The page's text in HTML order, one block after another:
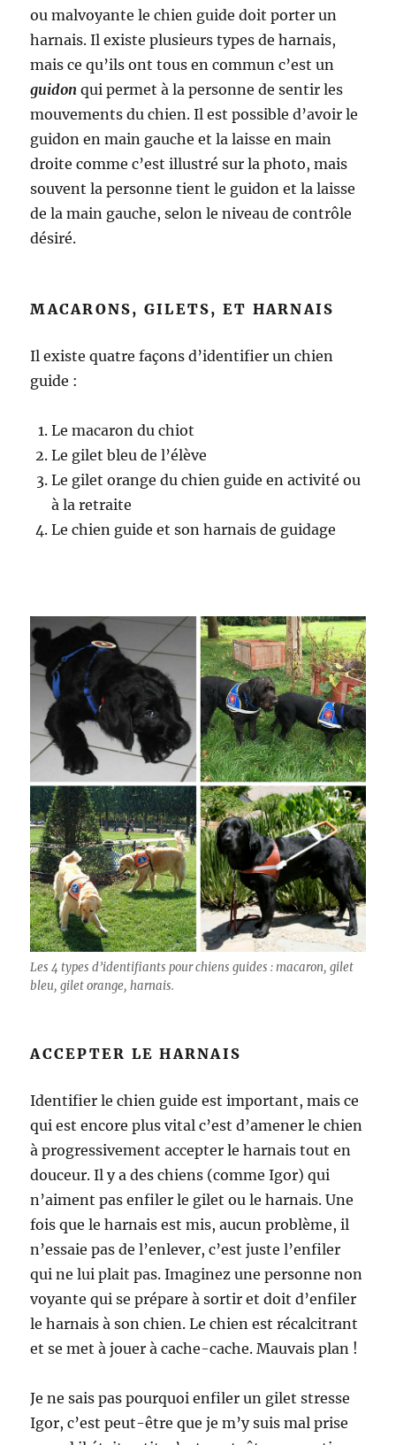
ou malvoyante le chien guide doit porter un
harnais. Il existe plusieurs types de harnais,
mais ce qu’ils ont tous en commun c’est un
guidon qui permet à la personne de sentir les
mouvements du chien. Il est possible d’avoir le
guidon en main gauche et la laisse en main
droite comme c’est illustré sur la photo, mais
souvent la personne tient le guidon et la laisse
de la main gauche, selon le niveau de contrôle
désiré.
MACARONS, GILETS, ET HARNAIS
Il existe quatre façons d’identifier un chien
guide :
Le macaron du chiot
Le gilet bleu de l’élève
Le gilet orange du chien guide en activité ou
à la retraite
Le chien guide et son harnais de guidage
Les 4 types d’identifiants pour chiens guides : macaron, gilet
bleu, gilet orange, harnais.
ACCEPTER LE HARNAIS
Identifier le chien guide est important, mais ce
qui est encore plus vital c’est d’amener le chien
à progressivement accepter le harnais tout en
douceur. Il y a des chiens (comme Igor) qui
n’aiment pas enfiler le gilet ou le harnais. Une
fois que le harnais est mis, aucun problème, il
n’essaie pas de l’enlever, c’est juste l’enfiler
qui ne lui plait pas. Imaginez une personne non
voyante qui se prépare à sortir et doit d’enfiler
le harnais à son chien. Le chien est récalcitrant
et se met à jouer à cache-cache. Mauvais plan !
Je ne sais pas pourquoi enfiler un gilet stresse
Igor, c’est peut-être que je m’y suis mal prise